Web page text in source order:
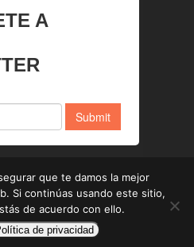
spotifytiktok
que te damos la mejor
Si continúas usando este sitio,
de acuerdo con ello.
de privacidad